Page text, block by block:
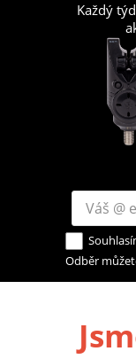
Každý
Odběr